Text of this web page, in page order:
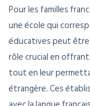
Pour les familles
une école qui
éducatives peut
rôle crucial en
tout en leur
étrangère. Ces